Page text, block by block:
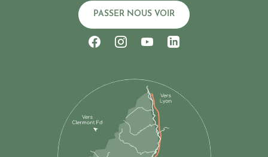
PASSER NOUS VOIR
Suivez-nous sur Facebook
Suivez-nous sur Instagram
Suivez-nous sur
Suivez-nous sur